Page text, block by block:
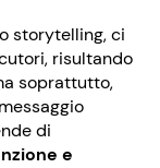
storytelling, ci
risultando
soprattutto,
di
e